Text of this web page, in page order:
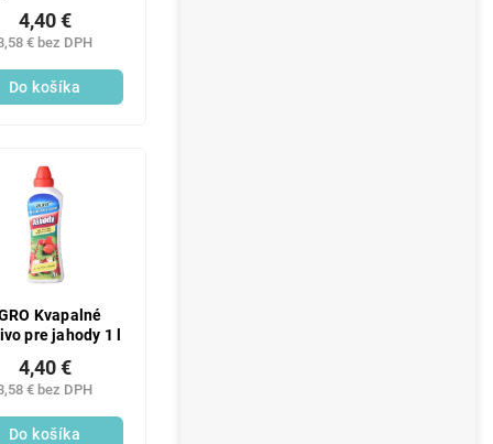
€ bez DPH
4,40 €
Do košíka
Kvapalné
pre jahody 1 l
€ bez DPH
4,40 €
Do košíka